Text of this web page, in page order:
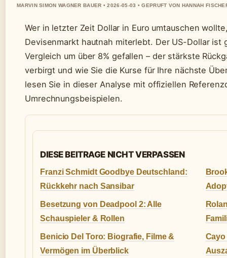
MARVIN SIMON WAGNER BAUER • 2026-05-03 • GEPRUFT VON HANNAH
Wer in letzter Zeit Dollar in Euro umtauschen
Devisenmarkt hautnah miterlebt. Der US-Dollar
Vergleich um über 8% gefallen – der stärkste
verbirgt und wie Sie die Kurse für Ihre nächste
lesen Sie in dieser Analyse mit offiziellen
Umrechnungsbeispielen.
DIESE BEITRAGE NICHT VERPASSEN
Franzi Schmidt Goodbye Deutschland:
Rückkehr nach Sansibar
Besetzung von Deadpool 2: Alle
Schauspieler & Rollen
Benicio Del Toro: Biografie, Filme &
Vermögen im Überblick
Cayo